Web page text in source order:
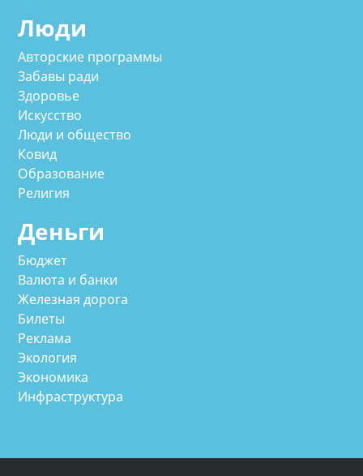
Люди
Авторские программы
Забавы ради
Здоровье
Искусство
Люди и общество
Ковид
Образование
Религия
Деньги
Бюджет
Валюта и банки
Железная дорога
Билеты
Реклама
Экология
Экономика
Инфраструктура